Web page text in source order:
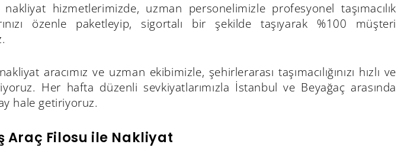
hizmetlerimizde, uzman personelimizle profesyonel taşımacılık
özenle paketleyip, sigortalı bir şekilde taşıyarak %100 müşteri
aracımız ve uzman ekibimizle, şehirlerarası taşımacılığınızı hızlı ve
Her hafta düzenli sevkiyatlarımızla İstanbul ve Beyağaç arasında
hale getiriyoruz.
Araç Filosu ile Nakliyat